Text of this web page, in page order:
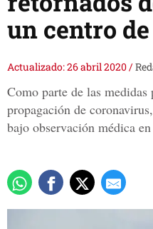
un centro
Actualizado: 26 abril 2020/
Como parte de las
propagación de
bajo observación médica